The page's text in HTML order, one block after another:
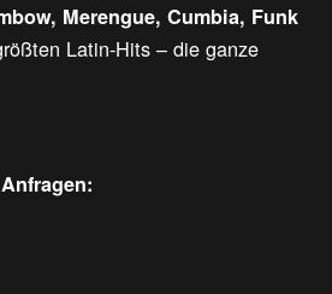
Merengue, Cumbia, Funk
Latin-Hits – die ganze